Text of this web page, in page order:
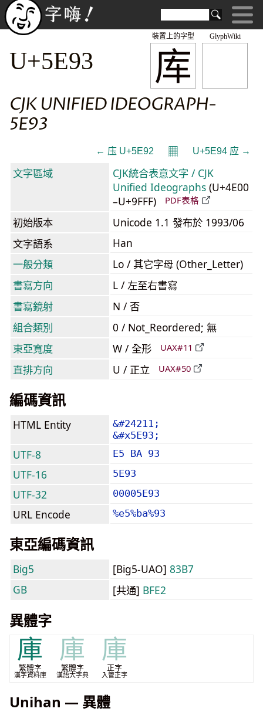
GlyphWiki
库
裝置上的字型
U+5E93
CJK UNIFIED IDEOGRAPH-
5E93
← 庒 U+5E92 𝄜 U+5E94 应 →
文字區域
CJK統合表意文字 / CJK
Unified Ideographs (U+4E00
–U+9FFF)
PDF表格
初始版本
Unicode 1.1 發布於 1993/06
文字語系
Han
一般分類
Lo / 其它字母 (Other_Letter)
書寫方向
L / 左至右書寫
書寫鏡射
N / 否
組合類別
0 / Not_Reordered; 無
東亞寬度
W / 全形 UAX#11
直排方向 U / 正立 UAX#50
編碼資訊
HTML Entity
&#24211;
&#x5E93;
UTF-8 E5 BA 93
UTF-16 5E93
UTF-32 00005E93
URL Encode %e5%ba%93
東亞編碼資訊
Big5 [Big5-UAO] 83B7
GB
[共通] BFE2
異體字
庫
繁體字
漢字資料庫
庫
繁體字
漢語大字典
庫
正字
入管正字
Unihan — 異體